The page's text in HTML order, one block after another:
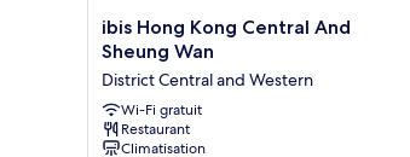
ibis
Hong
Central
And
Sheung
ibis Hong Kong Central And
Sheung Wan
District Central and Western
Wi-Fi gratuit
Restaurant
Climatisation